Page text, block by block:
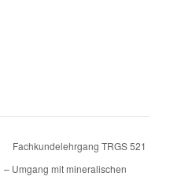
Fachkundelehrgang TRGS 521
– Umgang mit mineralischen